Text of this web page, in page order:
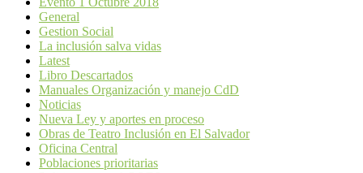
General
Gestion Social
La inclusión salva vidas
Latest
Libro Descartados
Manuales Organización y manejo CdD
Noticias
Nueva Ley y aportes en proceso
Obras de Teatro Inclusión en El Salvador
Oficina Central
Poblaciones prioritarias